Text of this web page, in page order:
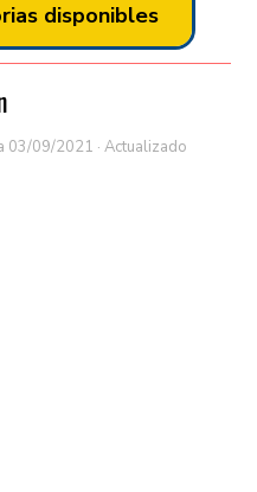
disponibles
03/09/2021 · Actualizado